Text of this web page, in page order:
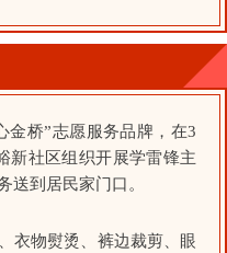
金桥”志愿服务品牌，在3
新社区组织开展学雷锋主
送到居民家门口。
衣物熨烫、裤边裁剪、眼